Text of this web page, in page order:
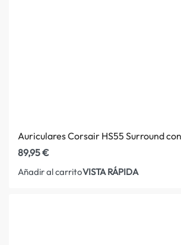
Auriculares Corsair HS55 Surround
89,95€
Añadir al carritoVISTA RÁPIDA